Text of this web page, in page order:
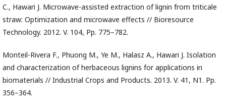
C., Hawari J. Microwave-assisted extraction of lignin from triticale
straw: Optimization and microwave effects // Bioresource
Technology. 2012. V. 104, Pp. 775–782.
Monteil-Rivera F., Phuong M., Ye M., Halasz A., Hawari J. Isolation
and characterization of herbaceous lignins for applications in
biomaterials // Industrial Crops and Products. 2013. V. 41, N1. Pp.
356–364.